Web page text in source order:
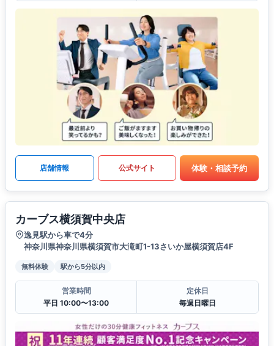
店舗情報 公式サイト 体験・相談予約
カーブス横須賀中央店
逸見駅から車で4分
神奈川県神奈川県横須賀市大滝町1-13さいか屋横須賀店4F
無料体験 駅から5分以内
営業時間
平日 10:00〜13:00
定休日
毎週日曜日